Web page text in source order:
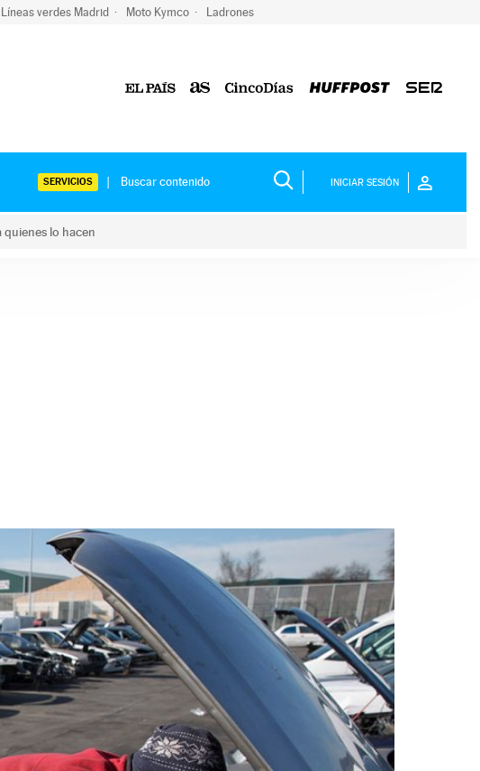
Líneas verdes Madrid Moto Kymco Ladrones
SERVICIOS INICIAR SESIÓN
lo hacen